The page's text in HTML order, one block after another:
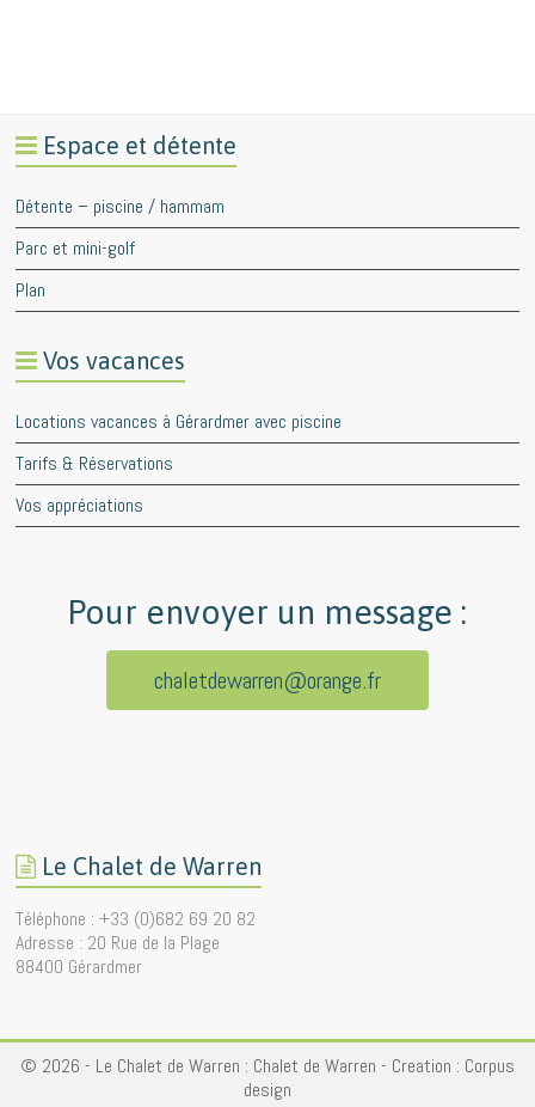
Espace et détente
Détente – piscine / hammam
Parc et mini-golf
Plan
Vos vacances
Locations vacances à Gérardmer avec piscine
Tarifs & Réservations
Vos appréciations
Pour envoyer un message :
chaletdewarren@orange.fr
Le Chalet de Warren
Téléphone : +33 (0)682 69 20 82
Adresse : 20 Rue de la Plage
88400 Gérardmer
© 2026 - Le Chalet de Warren : Chalet de Warren - Creation : Corpus
design